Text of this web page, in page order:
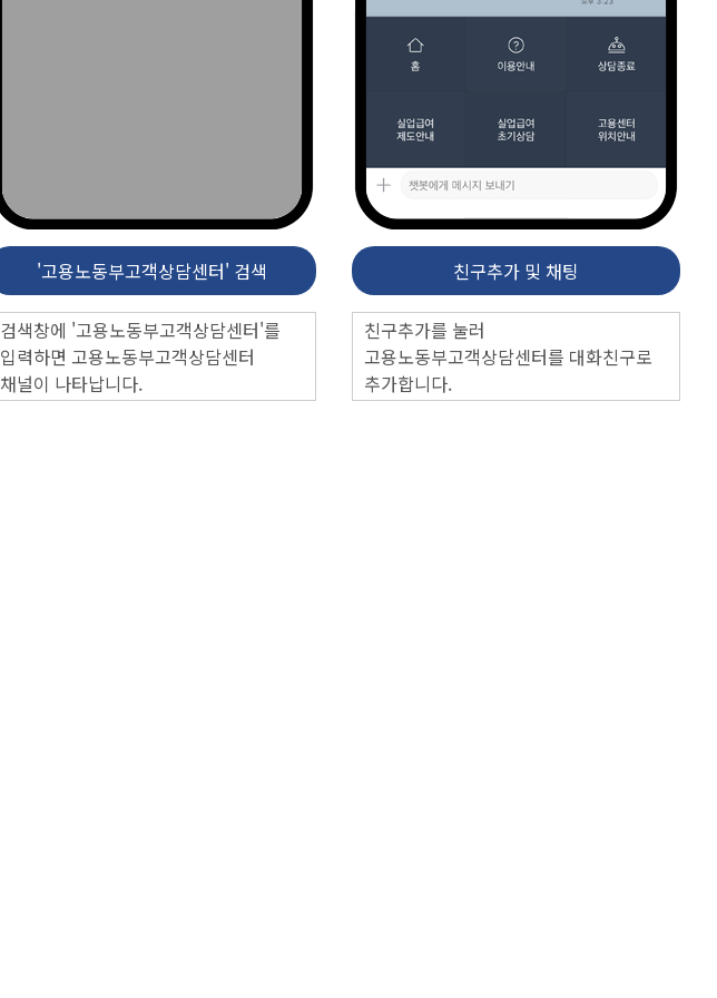
'고용노동부고객상담센터' 검색
검색창에 '고용노동부고객상담센터'를
입력하면 고용노동부고객상담센터
채널이 나타납니다.
친구추가 및 채팅
친구추가를 눌러
고용노동부고객상담센터를 대화친구로
추가합니다.